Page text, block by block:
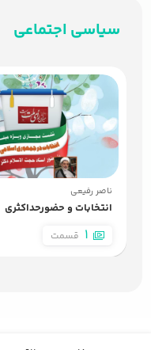
6
7
سیاسی اجتماعی
ناصر رفیعی
انتخابات و حضورحداکثری
1 قسمت